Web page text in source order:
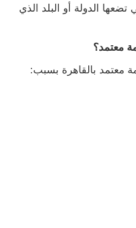
الدولة أو البلد الذي
معتمد؟
معتمد بالقاهرة بسبب: